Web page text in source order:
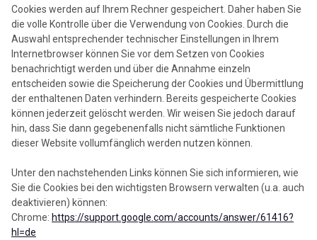
Cookies werden auf Ihrem Rechner gespeichert. Daher haben Sie
die volle Kontrolle über die Verwendung von Cookies. Durch die
Auswahl entsprechender technischer Einstellungen in Ihrem
Internetbrowser können Sie vor dem Setzen von Cookies
benachrichtigt werden und über die Annahme einzeln
entscheiden sowie die Speicherung der Cookies und Übermittlung
der enthaltenen Daten verhindern. Bereits gespeicherte Cookies
können jederzeit gelöscht werden. Wir weisen Sie jedoch darauf
hin, dass Sie dann gegebenenfalls nicht sämtliche Funktionen
dieser Website vollumfänglich werden nutzen können.
Unter den nachstehenden Links können Sie sich informieren, wie
Sie die Cookies bei den wichtigsten Browsern verwalten (u.a. auch
deaktivieren) können:
Chrome: https://support.google.com/accounts/answer/61416?
hl=de